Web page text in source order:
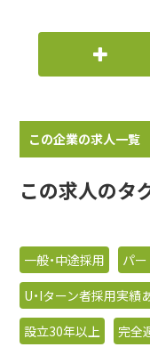
この企業の求人一覧
この求人のタ
一般・中途採用 パー
U・Iターン者採用実績
設立30年以上
完全